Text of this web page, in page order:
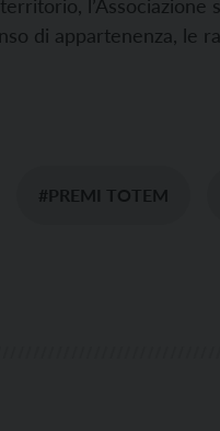
l’Associazione
di appartenenza, le
#PREMI TOTEM